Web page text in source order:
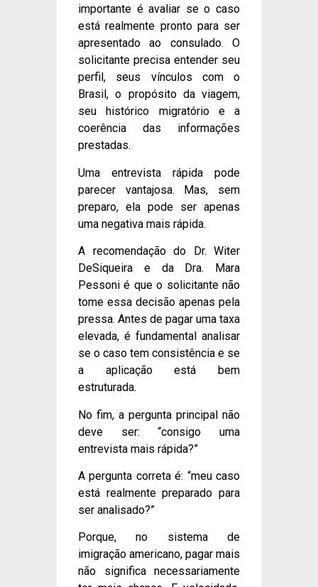
importante é avaliar se o caso
está realmente pronto para ser
apresentado ao consulado. O
solicitante precisa entender seu
perfil, seus vínculos com o
Brasil, o propósito da viagem,
seu histórico migratório e a
coerência das informações
prestadas.
Uma entrevista rápida pode
parecer vantajosa. Mas, sem
preparo, ela pode ser apenas
uma negativa mais rápida.
A recomendação do Dr. Witer
DeSiqueira e da Dra. Mara
Pessoni é que o solicitante não
tome essa decisão apenas pela
pressa. Antes de pagar uma taxa
elevada, é fundamental analisar
se o caso tem consistência e se
a aplicação está bem
estruturada.
No fim, a pergunta principal não
deve ser: “consigo uma
entrevista mais rápida?”
A pergunta correta é: “meu caso
está realmente preparado para
ser analisado?”
Porque, no sistema de
imigração americano, pagar mais
não significa necessariamente